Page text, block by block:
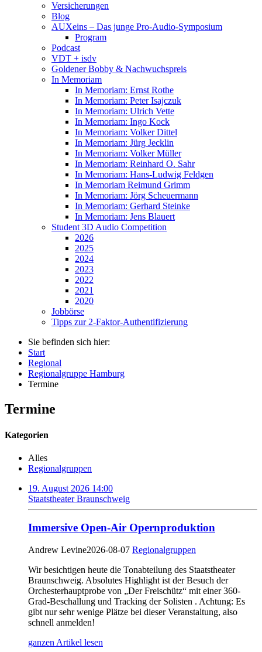
Versicherungen
Blog
AUXeins – Das junge Pro-Audio-Symposium
Program
Podcast
VDT + isdv
Goldener Bobby & Nachwuchspreis
In Memoriam
In Memoriam: Ernst Rothe
In Memoriam: Peter Isajczuk
In Memoriam: Ulrich Vette
In Memoriam: Ingo Kock
In Memoriam: Volker Dittel
In Memoriam: Jürg Jecklin
In Memoriam: Volker Müller
In Memoriam: Reinhard O. Sahr
In Memoriam: Hans-Ludwig Feldgen
In Memoriam Reimund Grimm
In Memoriam: Jörg Scheuermann
In Memoriam: Gerhard Steinke
In Memoriam: Jens Blauert
Student 3D Audio Competition
2026
2025
2024
2023
2022
2021
2020
Jobbörse
Tipps zur 2-Faktor-Authentifizierung
Sie befinden sich hier:
Start
Regional
Regionalgruppe Hamburg
Termine
Termine
Kategorien
Alles
Regionalgruppen
19. August 2026 14:00
Staatstheater Braunschweig
Immersive Open-Air Opernproduktion
Andrew Levine2026-08-07 Regionalgruppen
Wir besichtigen heute die Tonabteilung des Staatstheater
Braunschweig. Absolutes Highlight ist der Besuch der
Orchesterhauptprobe von „Der Freischütz“ mit einer 360-
Grad-Beschallung und Tracking der Solisten . Achtung: Es
gibt nur sehr wenige Plätze bei dieser Veranstaltung, also
schnell anmelden!
ganzen Artikel lesen